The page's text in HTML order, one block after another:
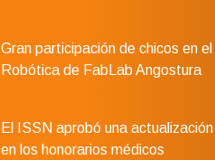
Gran participación de chicos en
Robótica de FabLab Angostura
El ISSN aprobó una
en los honorarios médicos